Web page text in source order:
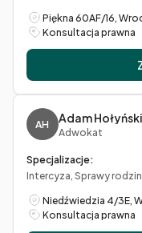
Piękna 60AF/16,
Konsultacja prawna
AH Adam Hołyński
Adwokat
Specjalizacje:
Intercyza, Sprawy
Niedźwiedzia 4/3E,
Konsultacja prawna